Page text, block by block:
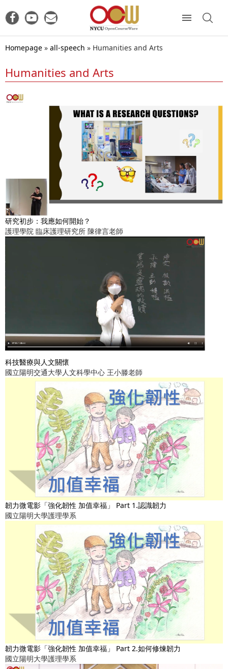
Homepage » all-speech » Humanities and Arts
Humanities and Arts
研究初步：我應如何開始？
護理學院 臨床護理研究所 陳律言老師
科技醫療與人文關懷
國立陽明交通大學人文科學中心 王小滕老師
韌力微電影「強化韌性 加值幸福」 Part 1.認識韌力
國立陽明大學護理學系
韌力微電影「強化韌性 加值幸福」 Part 2.如何修煉韌力
國立陽明大學護理學系